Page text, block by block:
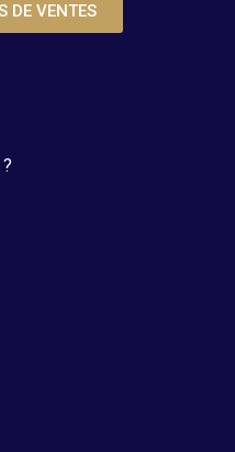
DE VENTES